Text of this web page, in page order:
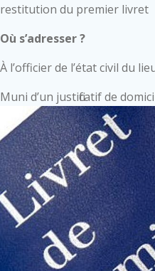
restitution du premier livret
Où s’adresser ?
À l’officier de l’état civil du
Muni d’un justificatif de